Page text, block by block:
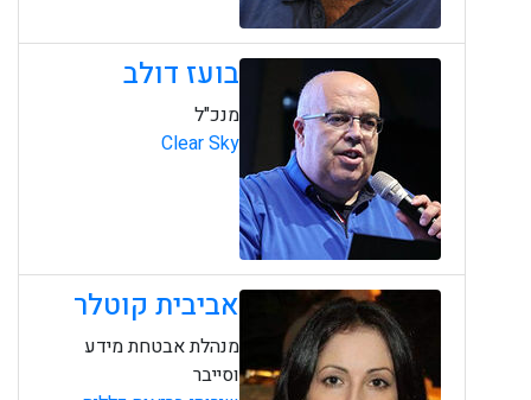
בועז דולב
מנכ"ל
Clear Sky
אביבית קוטלר
מנהלת אבטחת מידע
וסייבר